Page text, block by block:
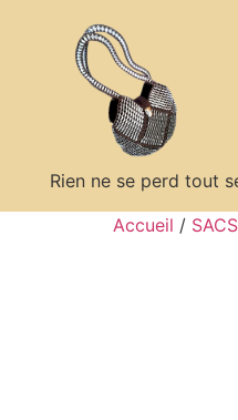
Rien ne se perd tout
Accueil /